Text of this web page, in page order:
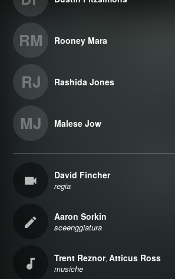
RM Rooney Mara
RJ Rashida Jones
MJ Malese Jow
David Fincher
regia
Aaron Sorkin
sceenggiatura
Trent Reznor,Atticus Ross
musiche